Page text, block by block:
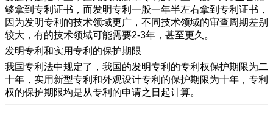
够拿到专利证书，而发明专利一般一年半左右拿到专利证书，
因为发明专利的技术领域更广，不同技术领域的审查周期差别
较大，有的技术领域可能需要2-3年，甚至更久。
发明专利和实用专利的保护期限
我国专利法中规定了，我国的发明专利的专利权保护期限为二
十年，实用新型专利和外观设计专利的保护期限为十年，专利
权的保护期限均是从专利的申请之日起计算。